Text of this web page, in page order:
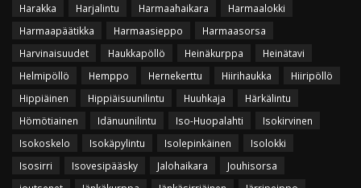
Harakka
Harjalintu Harmaahaikara
Harmaalokki
Harmaapäätikka
Harmaasieppo
Harmaasorsa
Harvinaisuudet
Haukkapöllö Heinäkurppa
Heinätavi
Helmipöllö
Hemppo Hernekerttu Hiirihaukka
Hiiripöllö
Hippiäinen
Hippiäisuunilintu Huuhkaja
Härkälintu
Hömötiainen
Idänuunilintu Iso-Huopalahti
Isokirvinen
Isokoskelo
Isokäpylintu Isolepinkäinen
Isolokki
Isosirri
Isovesipääsky Jalohaikara
Jouhisorsa